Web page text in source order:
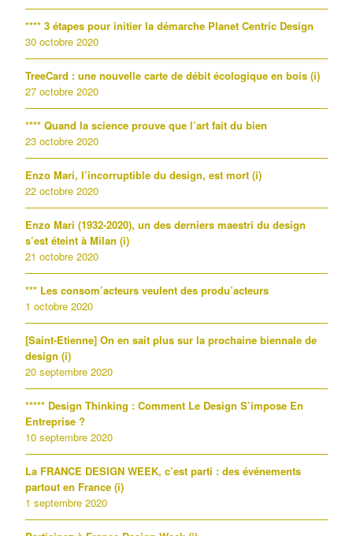
**** 3 étapes pour initier la démarche Planet Centric Design
30 octobre 2020
TreeCard : une nouvelle carte de débit écologique en bois (i)
27 octobre 2020
**** Quand la science prouve que l’art fait du bien
23 octobre 2020
Enzo Mari, l’incorruptible du design, est mort (i)
22 octobre 2020
Enzo Mari (1932-2020), un des derniers maestri du design
s’est éteint à Milan (i)
21 octobre 2020
*** Les consom’acteurs veulent des produ’acteurs
1 octobre 2020
[Saint-Etienne] On en sait plus sur la prochaine biennale de
design (i)
20 septembre 2020
***** Design Thinking : Comment Le Design S’impose En
Entreprise ?
10 septembre 2020
La FRANCE DESIGN WEEK, c’est parti : des événements
partout en France (i)
1 septembre 2020